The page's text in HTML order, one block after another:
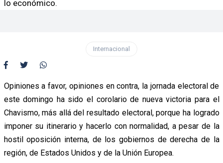
lo económico.
Internacional
Opiniones a favor, opiniones en contra, la jornada electoral de
este domingo ha sido el corolario de nueva victoria para el
Chavismo, más allá del resultado electoral, porque ha logrado
imponer su itinerario y hacerlo con normalidad, a pesar de la
hostil oposición interna, de los gobiernos de derecha de la
región, de Estados Unidos y de la Unión Europea.